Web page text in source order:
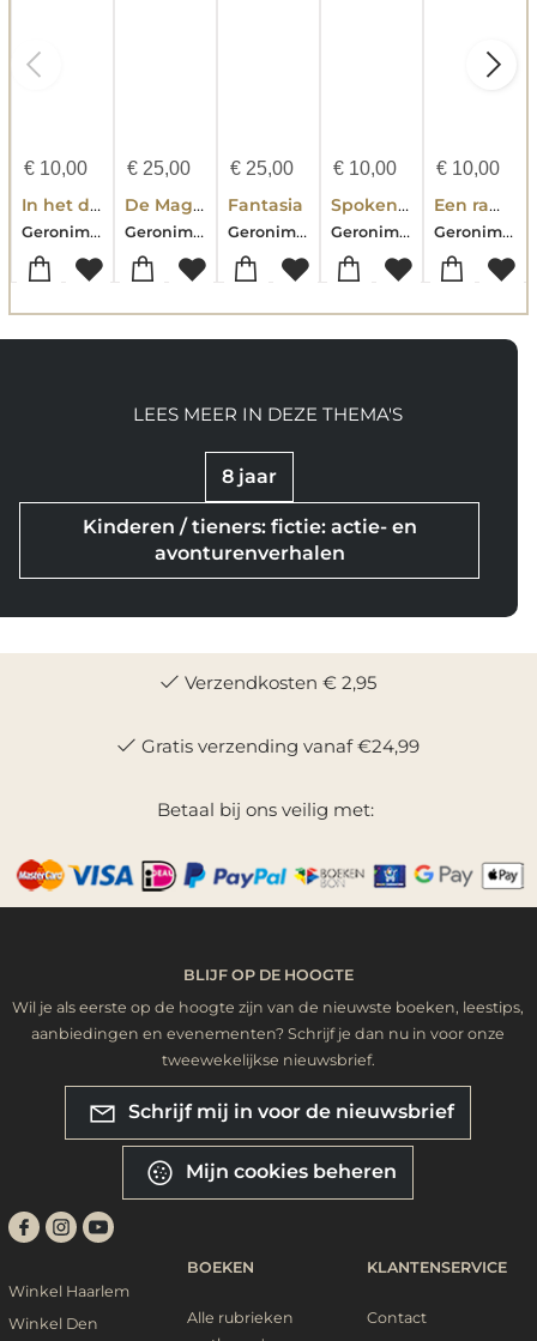
€10,00
In het donkere woud (AVI M4)
Geronimo Stilton
€25,00
De Magische Talisman
Geronimo Stilton
€ 25,00
Fantasia
Geronimo Stilton
€ 10,00
Spoken in het spooktheater (99)
Geronimo Stilton
€ 10,00
Een ramp in het bos
Geronimo Stilton
8 jaar
Kinderen / tieners: fictie: actie- en
avonturenverhalen
LEES MEER IN DEZE THEMA'S
Verzendkosten € 2,95
Gratis verzending vanaf €24,99
Betaal bij ons veilig met:
BLIJF OP DE HOOGTE
Wil je als eerste op de hoogte zijn van de nieuwste boeken, leestips,
aanbiedingen en evenementen? Schrijf je dan nu in voor onze
tweewekelijkse nieuwsbrief.
Schrijf mij in voor de nieuwsbrief
Mijn cookies beheren
Winkel Haarlem
Winkel Den
BOEKEN
Alle rubrieken
KLANTENSERVICE
Contact